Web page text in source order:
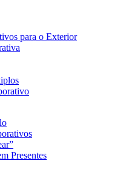
para o Exterior
Presentes